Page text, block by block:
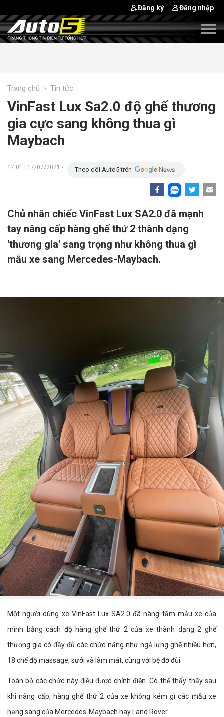
Đăng ký Đăng nhập
Trang chủ › Tin tức
VinFast Lux Sa2.0 độ ghế thương
gia cực sang không thua gì
Maybach
17:01 | 17/07/2021 - Theo dõi Auto5 trên
Chủ nhân chiếc VinFast Lux SA2.0 đã mạnh
tay nâng cấp hàng ghế thứ 2 thành dạng
'thương gia' sang trọng như không thua gì
mẫu xe sang Mercedes-Maybach.
Một người dùng xe VinFast Lux SA2.0 đã nâng tầm mẫu xe của
mình bằng cách độ hàng ghế thứ 2 của xe thành dạng 2 ghế
thương gia có đầy đủ các chức năng như ngả lưng ghế nhiều hơn,
18 chế độ massage, sưởi và làm mát, cùng với bệ đỡ đùi.
Toàn bộ các chức này điều được chỉnh điện. Có thể thấy thấy sau
khi nâng cấp, hàng ghế thứ 2 của xe không kém gì các mẫu xe
hạng sang của Mercedes-Maybach hay Land Rover.